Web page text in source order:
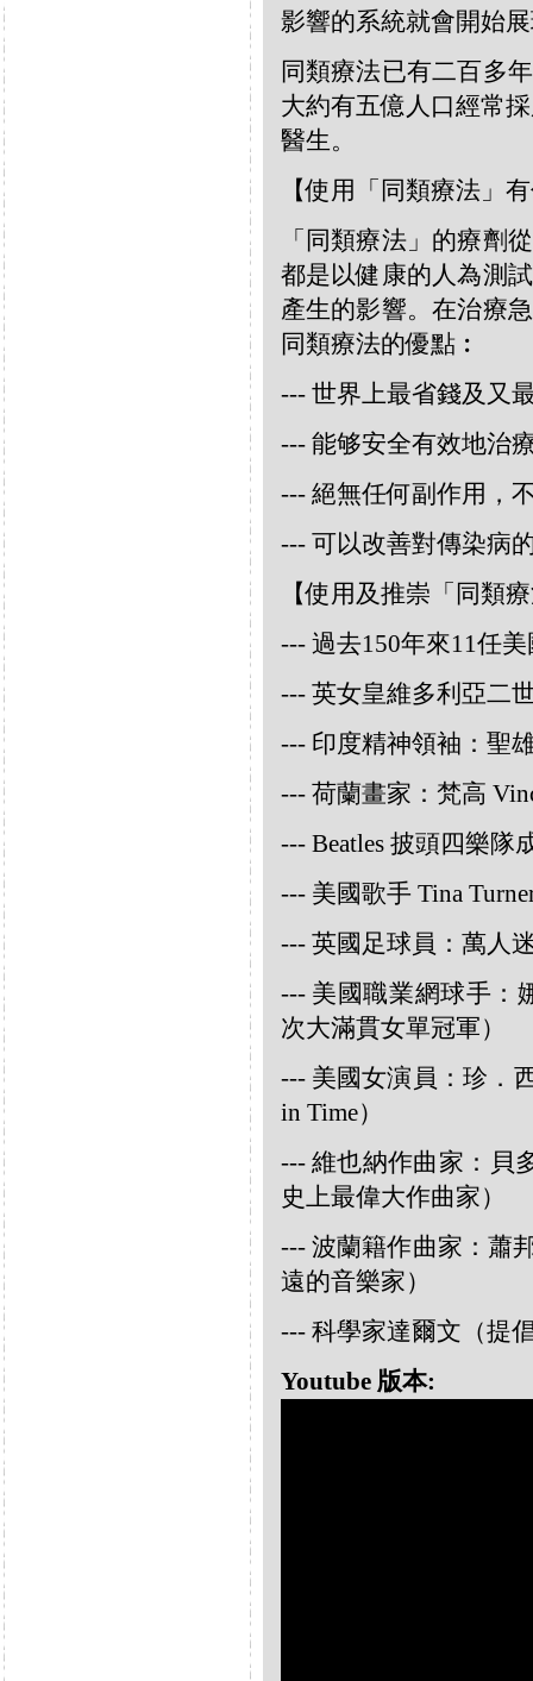
影響的系統就會開始
同類療法已有二百多
大約有五億人口經常
醫生。
【使用「同類療法」
「同類療法」的療劑
都是以健康的人為測
產生的影響。在治療
同類療法的優點︰
--- 世界上最省錢及又
--- 能够安全有效地治
--- 絕無任何副作用，
--- 可以改善對傳染病
【使用及推崇「同類
--- 過去150年來11任
--- 英女皇維多利亞二
--- 印度精神領袖：聖
--- 荷蘭畫家：梵高
--- Beatles 披頭四樂隊
--- 美國歌手 Tina
--- 英國足球員：萬人
--- 美國職業網球手：
次大滿貫女單冠軍）
--- 美國女演員：珍．
in Time）
--- 維也納作曲家：貝
史上最偉大作曲家）
--- 波蘭籍作曲家：蕭
遠的音樂家）
--- 科學家達爾文（提
Youtube 版本: